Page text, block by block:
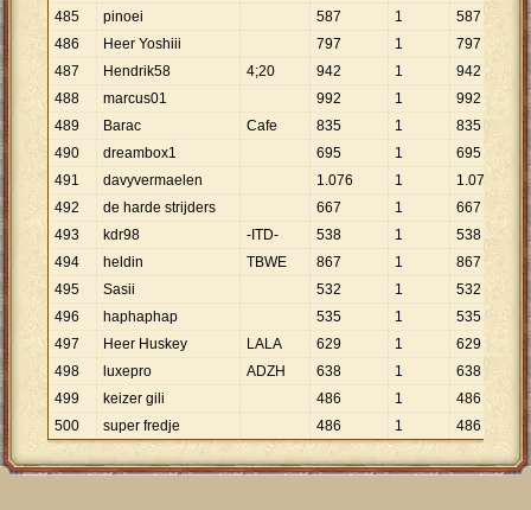
485
pinoei 587 1
587
486
Heer Yoshiii 797 1
797
487
Hendrik58 4;20 942 1
942
488
marcus01 992 1
992
489
Barac Cafe 835 1
835
490
dreambox1 695 1
695
491
davyvermaelen 1.076 1 1.076
492
de harde strijders 667 1
667
493
kdr98 -ITD- 538 1
538
494
heldin TBWE 867 1
867
495
Sasii 532 1
532
496
haphaphap 535 1
535
497
Heer Huskey LALA 629 1
629
498
luxepro ADZH 638 1
638
499
keizer gili 486 1
486
500
super fredje 486 1 486